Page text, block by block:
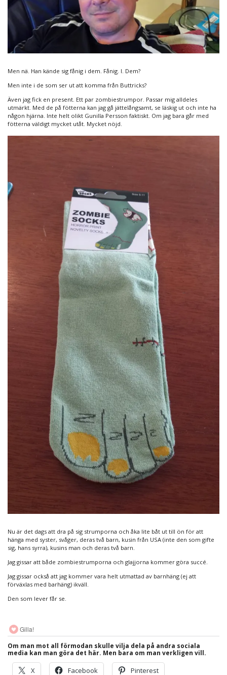
Men nä. Han kände sig fånig i dem. Fånig. I. Dem?
Men inte i de som ser ut att komma från Buttricks?
Även jag fick en present. Ett par zombiestrumpor. Passar mig alldeles
utmärkt. Med de på fötterna kan jag gå jättelångsamt, se läskig ut och inte ha
någon hjärna. Inte helt olikt Gunilla Persson faktiskt. Om jag bara går med
fötterna väldigt mycket utåt. Mycket nöjd.
Nu är det dags att dra på sig strumporna och åka lite båt ut till ön för att
hänga med syster, svåger, deras två barn, kusin från USA (inte den som gifte
sig, hans syrra), kusins man och deras två barn.
Jag gissar att både zombiestrumporna och glajjorna kommer göra succé.
Jag gissar också att jag kommer vara helt utmattad av barnhäng (ej att
förväxlas med barhäng) ikväll.
Den som lever får se.
Gilla!
Om man mot all förmodan skulle vilja dela på andra sociala
media kan man göra det här. Men bara om man verkligen vill.
X Facebook Pinterest